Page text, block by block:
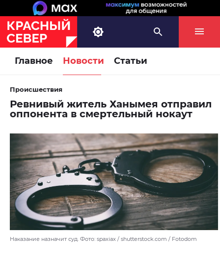
Главное Новости Статьи
Происшествия
Ревнивый житель Ханымея отправил
оппонента в смертельный нокаут
Наказание назначит суд. Фото: spaxiax / shutterstock.com / Fotodom